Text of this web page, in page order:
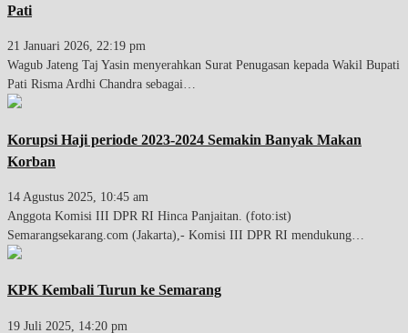
Pati
21 Januari 2026, 22:19 pm
Wagub Jateng Taj Yasin menyerahkan Surat Penugasan kepada Wakil Bupati
Pati Risma Ardhi Chandra sebagai…
Korupsi Haji periode 2023-2024 Semakin Banyak Makan
Korban
14 Agustus 2025, 10:45 am
Anggota Komisi III DPR RI Hinca Panjaitan. (foto:ist)
Semarangsekarang.com (Jakarta),- Komisi III DPR RI mendukung…
KPK Kembali Turun ke Semarang
19 Juli 2025, 14:20 pm